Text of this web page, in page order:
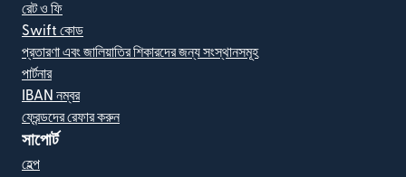
রেট ও ফি
Swift কোড
প্রতারণা এবং জালিয়াতির শিকারদের জন্য সংস্থানসমূহ
পার্টনার
IBAN নম্বর
ফ্রেন্ডদের রেফার করুন
সাপোর্ট
হেল্প